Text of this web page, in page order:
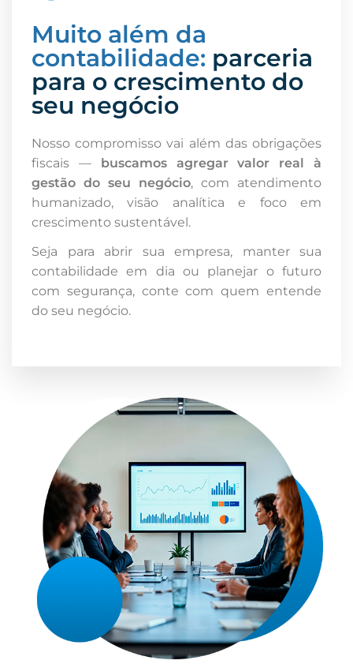
Muito além da
contabilidade: parceria
para o crescimento do
seu negócio
Nosso compromisso vai além das obrigações
fiscais — buscamos agregar valor real à
gestão do seu negócio, com atendimento
humanizado, visão analítica e foco em
crescimento sustentável.
Seja para abrir sua empresa, manter sua
contabilidade em dia ou planejar o futuro
com segurança, conte com quem entende
do seu negócio.